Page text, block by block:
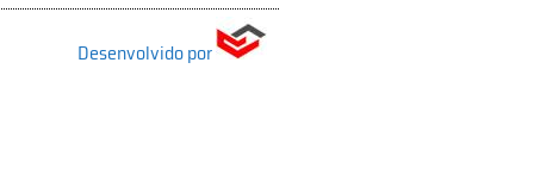
Desenvolvido por